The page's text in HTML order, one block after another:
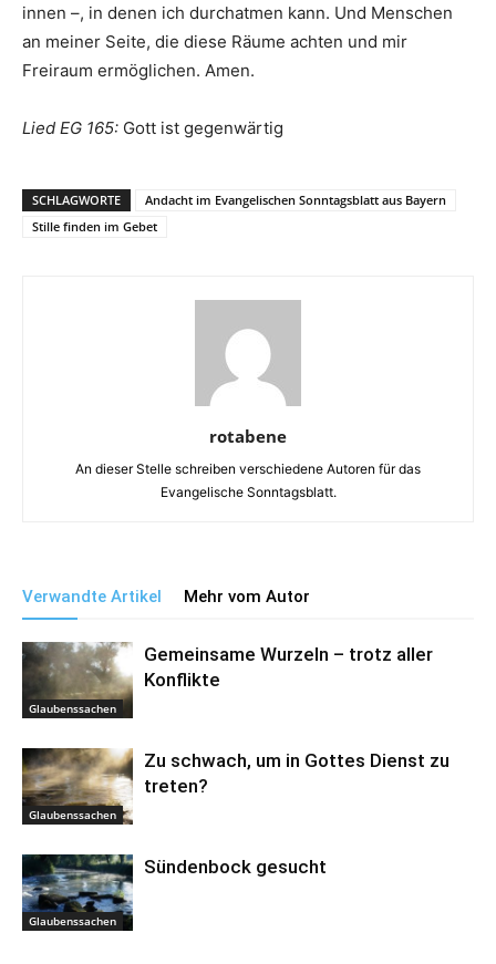
innen –, in denen ich durchatmen kann. Und Menschen
an meiner Seite, die diese Räume achten und mir
Freiraum ermöglichen. Amen.
Lied EG 165: Gott ist gegenwärtig
SCHLAGWORTE
Andacht im Evangelischen Sonntagsblatt aus Bayern
Stille finden im Gebet
rotabene
An dieser Stelle schreiben verschiedene Autoren für das
Evangelische Sonntagsblatt.
Verwandte Artikel Mehr vom Autor
Glaubenssachen
Gemeinsame Wurzeln – trotz aller
Konflikte
Glaubenssachen
Zu schwach, um in Gottes Dienst zu
treten?
Glaubenssachen
Sündenbock gesucht